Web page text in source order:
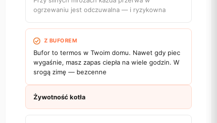
ogrzewaniu jest odczuwalna — i ryzykowna
Z BUFOREM
Bufor to termos w Twoim domu. Nawet gdy piec
wygaśnie, masz zapas ciepła na wiele godzin. W
srogą zimę — bezcenne
Żywotność kotła